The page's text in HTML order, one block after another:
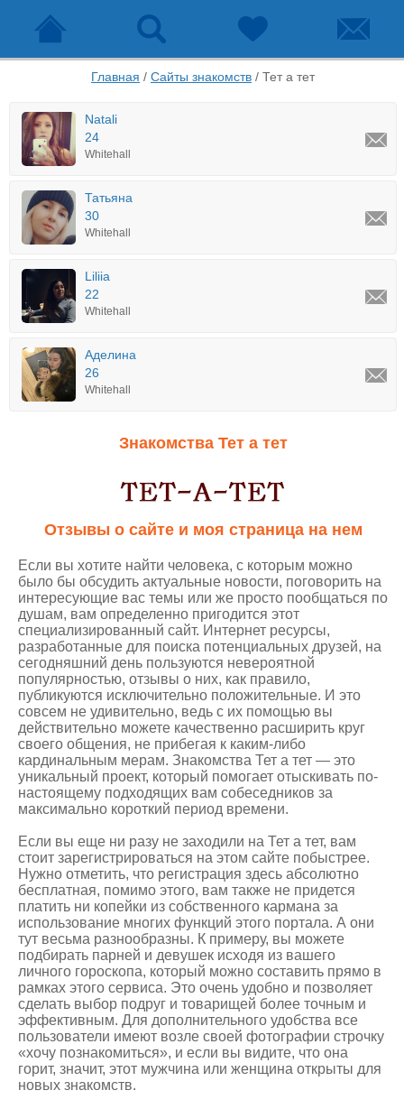
Главная / Сайты знакомств / Тет а тет
Natali
24
Whitehall
Татьяна
30
Whitehall
Liliia
22
Whitehall
Аделина
26
Whitehall
Знакомства Тет а тет
Отзывы о сайте и моя страница на нем
Если вы хотите найти человека, с которым можно
было бы обсудить актуальные новости, поговорить на
интересующие вас темы или же просто пообщаться по
душам, вам определенно пригодится этот
специализированный сайт. Интернет ресурсы,
разработанные для поиска потенциальных друзей, на
сегодняшний день пользуются невероятной
популярностью, отзывы о них, как правило,
публикуются исключительно положительные. И это
совсем не удивительно, ведь с их помощью вы
действительно можете качественно расширить круг
своего общения, не прибегая к каким-либо
кардинальным мерам. Знакомства Тет а тет — это
уникальный проект, который помогает отыскивать по-
настоящему подходящих вам собеседников за
максимально короткий период времени.
Если вы еще ни разу не заходили на Тет а тет, вам
стоит зарегистрироваться на этом сайте побыстрее.
Нужно отметить, что регистрация здесь абсолютно
бесплатная, помимо этого, вам также не придется
платить ни копейки из собственного кармана за
использование многих функций этого портала. А они
тут весьма разнообразны. К примеру, вы можете
подбирать парней и девушек исходя из вашего
личного гороскопа, который можно составить прямо в
рамках этого сервиса. Это очень удобно и позволяет
сделать выбор подруг и товарищей более точным и
эффективным. Для дополнительного удобства все
пользователи имеют возле своей фотографии строчку
«хочу познакомиться», и если вы видите, что она
горит, значит, этот мужчина или женщина открыты для
новых знакомств.